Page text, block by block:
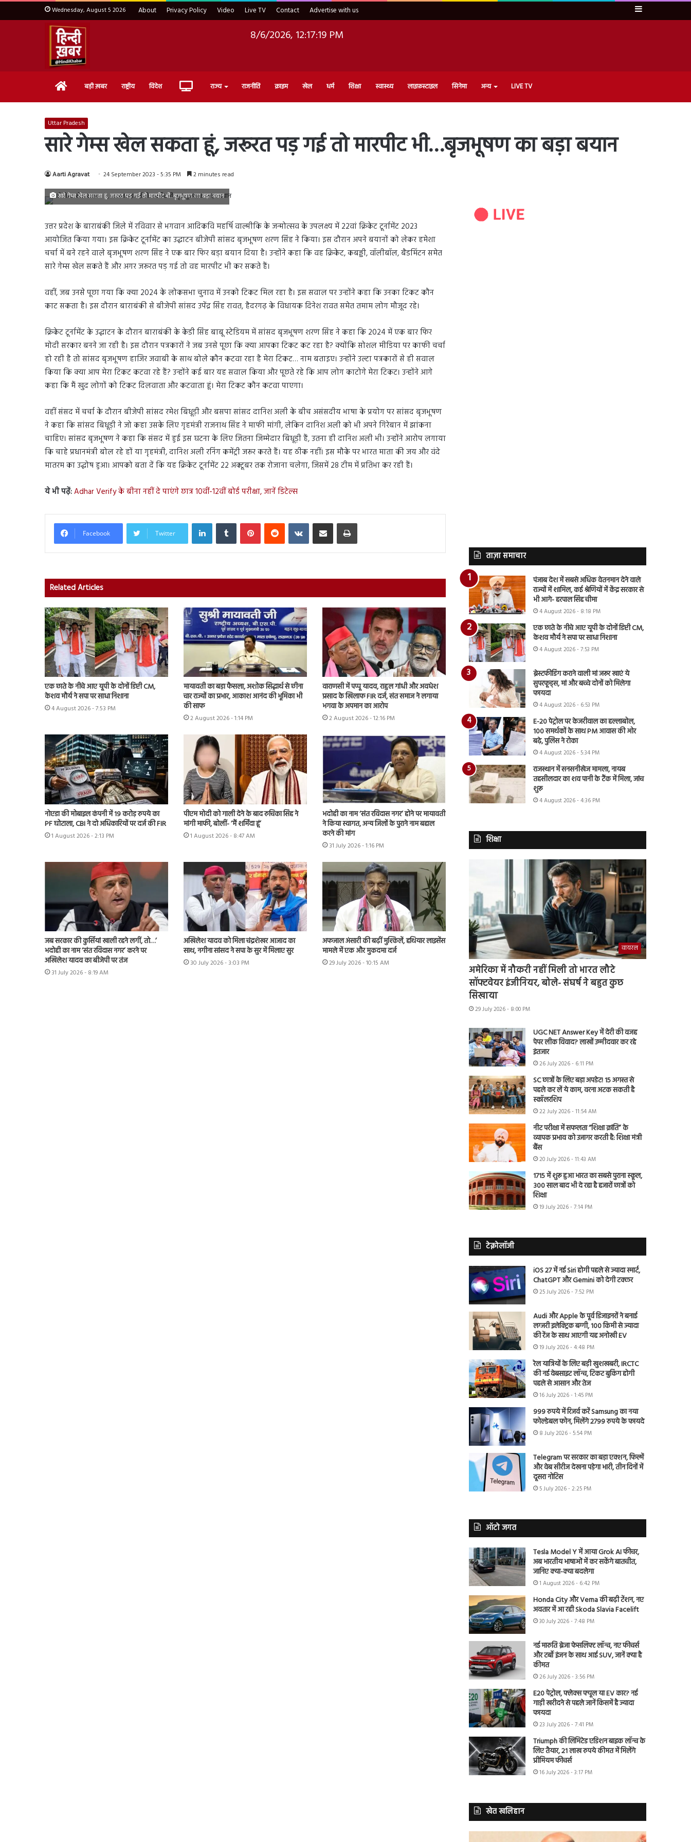
Wednesday, August 5 2026 About Privacy Policy Video Live TV Contact Advertise with us Sidebar
8/6/2026, 12:17:20 PM
Home बड़ी ख़बर राष्ट्रीय विदेश Live राज्य राजनीति क्राइम खेल धर्म शिक्षा स्वास्थ्य लाइफ़स्टाइल सिनेमा अन्य LIVE TV
Uttar Pradesh
सारे गेम्स खेल सकता हूं, जरूरत पड़ गई तो मारपीट भी…बृजभूषण का बड़ा बयान
Aarti Agravat 24 September 2023 - 5:35 PM 2 minutes read
सारे गेम्स खेल सकता हूं, जरूरत पड़ गई तो मारपीट भी...बृजभूषण का बड़ा बयान
उत्तर प्रदेश के बाराबंकी जिले में रविवार से भगवान आदिकवि महर्षि वाल्मीकि के जन्मोत्सव के उपलक्ष्य में 22वां क्रिकेट टूर्नामेंट 2023
आयोजित किया गया। इस क्रिकेट टूर्नामेंट का उद्घाटन बीजेपी सांसद बृजभूषण शरण सिंह ने किया। इस दौरान अपने बयानों को लेकर हमेशा
चर्चा में बने रहने वाले बृजभूषण शरण सिंह ने एक बार फिर बड़ा बयान दिया है। उन्होंने कहा कि वह क्रिकेट, कबड्डी, वॉलीबॉल, बैडमिंटन समेत
सारे गेम्स खेल सकते हैं और अगर जरूरत पड़ गई तो वह मारपीट भी कर सकते हैं।
वहीं, जब उनसे पूछा गया कि क्या 2024 के लोकसभा चुनाव में उनको टिकट मिल रहा है। इस सवाल पर उन्होंने कहा कि उनका टिकट कौन
काट सकता है। इस दौरान बाराबंकी से बीजेपी सांसद उपेंद्र सिंह रावत, हैदरगढ़ के विधायक दिनेश रावत समेत तमाम लोग मौजूद रहे।
क्रिकेट टूर्नामेंट के उद्घाटन के दौरान बाराबंकी के केडी सिंह बाबू स्टेडियम में सांसद बृजभूषण शरण सिंह ने कहा कि 2024 में एक बार फिर
मोदी सरकार बनने जा रही है। इस दौरान पत्रकारों ने जब उनसे पूछा कि क्या आपका टिकट कट रहा है? क्योंकि सोशल मीडिया पर काफी चर्चा
हो रही है तो सांसद बृजभूषण हाजिर जवाबी के साथ बोले कौन कटवा रहा है मेरा टिकट… नाम बताइए। उन्होंने उल्टा पत्रकारों से ही सवाल
किया कि क्या आप मेरा टिकट कटवा रहे हैं? उन्होंने कई बार यह सवाल किया और पूछते रहे कि आप लोग काटोगे मेरा टिकट। उन्होंने आगे
कहा कि मैं खुद लोगों को टिकट दिलवाता और कटवाता हूं। मेरा टिकट कौन कटवा पाएगा।
वहीं संसद में चर्चा के दौरान बीजेपी सांसद रमेश बिधूड़ी और बसपा सांसद दानिश अली के बीच असंसदीय भाषा के प्रयोग पर सांसद बृजभूषण
ने कहा कि सांसद बिधूड़ी ने जो कहा उसके लिए गृहमंत्री राजनाथ सिंह ने माफी मांगी, लेकिन दानिश अली को भी अपने गिरेबान में झांकना
चाहिए। सांसद बृजभूषण ने कहा कि संसद में हुई इस घटना के लिए जितना जिम्मेदार बिधूड़ी हैं, उतना ही दानिश अली भी। उन्होंने आरोप लगाया
कि चाहे प्रधानमंत्री बोल रहे हों या गृहमंत्री, दानिश अली रनिंग कमेंट्री जरूर करते हैं। यह ठीक नहीं। इस मौके पर भारत माता की जय और वंदे
मातरम का उद्घोष हुआ। आपको बता दें कि यह क्रिकेट टूर्नामेंट 22 अक्टूबर तक रोजाना चलेगा, जिसमें 28 टीम में प्रतिभा कर रही हैं।
ये भी पढ़ें:Adhar Verify के बीना नहीं दे पाएंगे छात्र 10वीं-12वीं बोर्ड परीक्षा, जानें डिटेल्स
Facebook Twitter
LinkedInTumblr PinterestReddit VKontakteShare via Email Print
Related Articles
एक छाते के नीचे आए यूपी के दोनों डिप्टी CM,
केशव मौर्य ने सपा पर साधा निशाना
4 August 2026 - 7:53 PM
मायावती का बड़ा फैसला, अशोक सिद्धार्थ से छीना
चार राज्यों का प्रभार, आकाश आनंद की भूमिका भी
की साफ
2 August 2026 - 1:14 PM
वाराणसी में पप्पू यादव, राहुल गांधी और अवधेश
प्रसाद के खिलाफ FIR दर्ज, संत समाज ने लगाया
भगवा के अपमान का आरोप
2 August 2026 - 12:16 PM
नोएडा की मोबाइल कंपनी में 19 करोड़ रुपये का
PF घोटाला, CBI ने दो अधिकारियों पर दर्ज की FIR
1 August 2026 - 2:13 PM
पीएम मोदी को गाली देने के बाद रुचिका सिंह ने
मांगी माफी, बोलीं- ‘मैं शर्मिंदा हूं’
1 August 2026 - 8:47 AM
भदोही का नाम ‘संत रविदास नगर’ होने पर मायावती
ने किया स्वागत, अन्य जिलों के पुराने नाम बहाल
करने की मांग
31 July 2026 - 1:16 PM
जब सरकार की कुर्सियां खाली रहने लगीं, तो…’
भदोही का नाम ‘संत रविदास नगर’ करने पर
अखिलेश यादव का बीजेपी पर तंज
31 July 2026 - 8:19 AM
अखिलेश यादव को मिला चंद्रशेखर आजाद का
साथ, नगीना सांसद ने सपा के सुर में मिलाए सुर
30 July 2026 - 3:03 PM
अफजाल अंसारी की बढ़ीं मुश्किलें, हथियार लाइसेंस
मामले में एक और मुकदमा दर्ज
29 July 2026 - 10:15 AM
ताज़ा समाचार
पंजाब देश में सबसे अधिक वेतनमान देने वाले
राज्यों में शामिल, कई श्रेणियों में केंद्र सरकार से
भी आगे- हरपाल सिंह चीमा
4 August 2026 - 8:18 PM
एक छाते के नीचे आए यूपी के दोनों डिप्टी CM,
केशव मौर्य ने सपा पर साधा निशाना
4 August 2026 - 7:53 PM
ब्रेस्टफीडिंग कराने वाली मां जरूर खाएं ये
सुपरफूड्स, मां और बच्चे दोनों को मिलेगा
फायदा
4 August 2026 - 6:53 PM
E-20 पेट्रोल पर केजरीवाल का हल्लाबोल,
100 समर्थकों के साथ PM आवास की ओर
बढ़े, पुलिस ने रोका
4 August 2026 - 5:34 PM
राजस्थान में सनसनीखेज मामला, नायब
तहसीलदार का शव पानी के टैंक में मिला, जांच
शुरू
4 August 2026 - 4:36 PM
शिक्षा
वायरल
अमेरिका में नौकरी नहीं मिली तो भारत लौटे
सॉफ्टवेयर इंजीनियर, बोले- संघर्ष ने बहुत कुछ
सिखाया
29 July 2026 - 8:00 PM
UGC NET Answer Key में देरी की वजह
पेपर लीक विवाद? लाखों उम्मीदवार कर रहे
इंतजार
26 July 2026 - 6:11 PM
SC छात्रों के लिए बड़ा अपडेट! 15 अगस्त से
पहले कर लें ये काम, वरना अटक सकती है
स्कॉलरशिप
22 July 2026 - 11:54 AM
नीट परीक्षा में सफलता “शिक्षा क्रांति” के
व्यापक प्रभाव को उजागर करती है: शिक्षा मंत्री
बैंस
20 July 2026 - 11:43 AM
1715 में शुरू हुआ भारत का सबसे पुराना स्कूल,
300 साल बाद भी दे रहा है हजारों छात्रों को
शिक्षा
19 July 2026 - 7:14 PM
टेक्नोलॉजी
iOS 27 में नई Siri होगी पहले से ज्यादा स्मार्ट,
ChatGPT और Gemini को देगी टक्कर
25 July 2026 - 7:52 PM
Audi और Apple के पूर्व डिजाइनरों ने बनाई
लग्जरी इलेक्ट्रिक बग्गी, 100 किमी से ज्यादा
की रेंज के साथ आएगी यह अनोखी EV
19 July 2026 - 4:48 PM
रेल यात्रियों के लिए बड़ी खुशखबरी, IRCTC
की नई वेबसाइट लॉन्च, टिकट बुकिंग होगी
पहले से आसान और तेज
16 July 2026 - 1:45 PM
999 रुपये में रिजर्व करें Samsung का नया
फोल्डेबल फोन, मिलेंगे 2799 रुपये के फायदे
8 July 2026 - 5:54 PM
Telegram पर सरकार का बड़ा एक्शन, फिल्में
और वेब सीरीज देखना पड़ेगा भारी, तीन दिनों में
दूसरा नोटिस
5 July 2026 - 2:25 PM
ऑटो जगत
Tesla Model Y में आया Grok AI फीचर,
अब भारतीय भाषाओं में कर सकेंगे बातचीत,
जानिए क्या-क्या बदलेगा
1 August 2026 - 6:42 PM
Honda City और Verna की बढ़ी टेंशन, नए
अवतार में आ रही Skoda Slavia Facelift
30 July 2026 - 7:48 PM
नई मारुति ब्रेजा फेसलिफ्ट लॉन्च, नए फीचर्स
और टर्बो इंजन के साथ आई SUV, जानें क्या है
कीमत
26 July 2026 - 3:56 PM
E20 पेट्रोल, फ्लेक्स फ्यूल या EV कार? नई
गाड़ी खरीदने से पहले जानें किसमें है ज्यादा
फायदा
23 July 2026 - 7:41 PM
Triumph की लिमिटेड एडिशन बाइक लॉन्च के
लिए तैयार, 21 लाख रुपये कीमत में मिलेंगे
प्रीमियम फीचर्स
16 July 2026 - 3:17 PM
खेत खलिहान